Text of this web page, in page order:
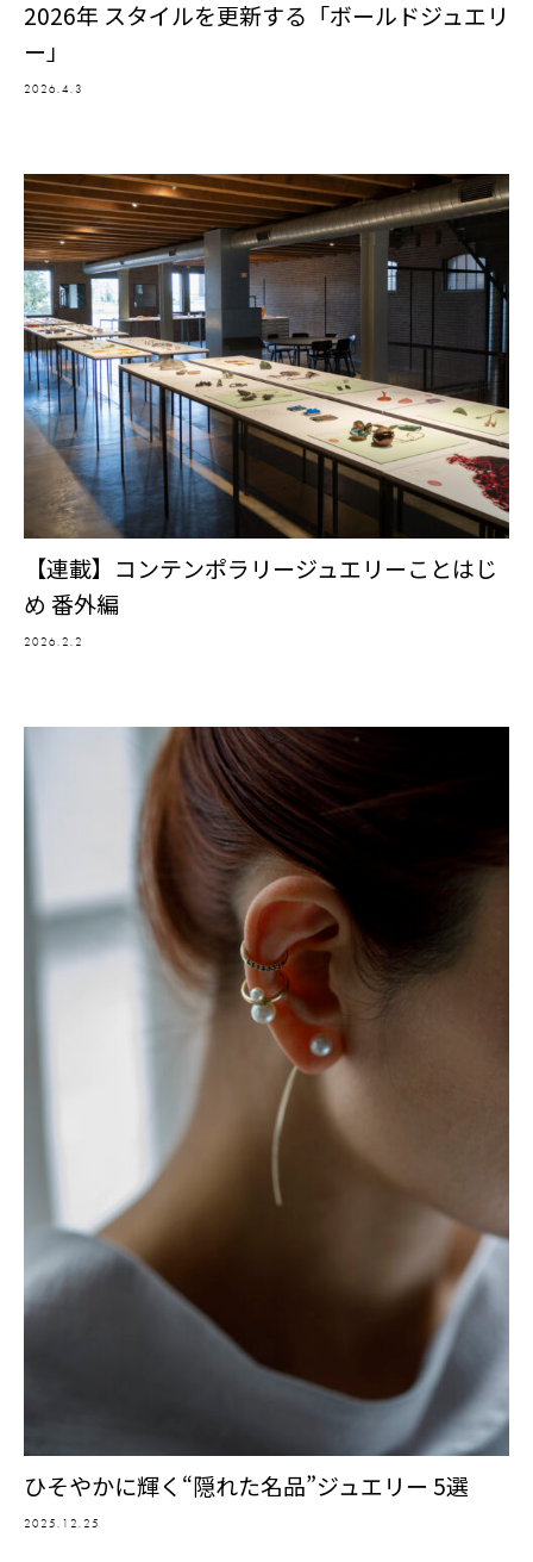
2026年 スタイルを更新する「ボールドジュエリ
ー」
2026.4.3
【連載】コンテンポラリージュエリーことはじ
め 番外編
2026.2.2
ひそやかに輝く“隠れた名品”ジュエリー 5選
2025.12.25